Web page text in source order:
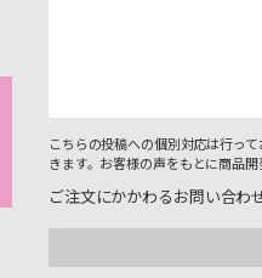
こちらの投稿への個別対応は行っ
きます。お客様の声をもとに商品開
ご注文にかかわるお問い合わ